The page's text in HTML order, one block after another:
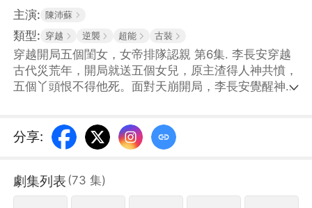
主演: 陳沛蘇
類型: 穿越 逆襲 超能 古裝
穿越開局五個閨女，女帝排隊認親 第6集. 李長安穿越
古代災荒年，開局就送五個女兒，原主渣得人神共憤，
五個丫頭恨不得他死。面對天崩開局，李長安覺醒神級
想，有一天，五個女兒的孃親們陸陸續續的尋了過來，
而且每個都大有來頭！
分享:
劇集列表 (73 集)